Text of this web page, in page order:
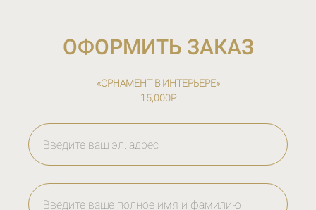
ОФОРМИТЬ ЗАКАЗ
«ОРНАМЕНТ В ИНТЕРЬЕРЕ»
15,000Р